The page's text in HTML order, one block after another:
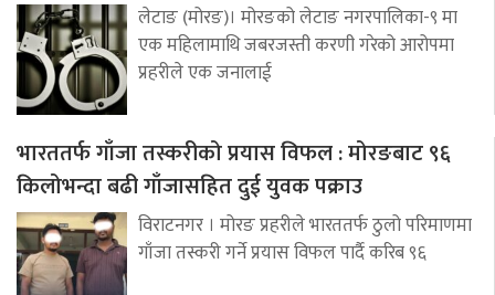
लेटाङ (मोरङ)। मोरङको लेटाङ नगरपालिका-९ मा
एक महिलामाथि जबरजस्ती करणी गरेको आरोपमा
प्रहरीले एक जनालाई
भारततर्फ गाँजा तस्करीको प्रयास विफल : मोरङबाट ९६
किलोभन्दा बढी गाँजासहित दुई युवक पक्राउ
विराटनगर । मोरङ प्रहरीले भारततर्फ ठुलो परिमाणमा
गाँजा तस्करी गर्ने प्रयास विफल पार्दै करिब ९६